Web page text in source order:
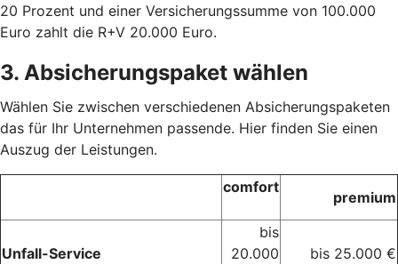
20 Prozent und einer Versicherungssumme von 100.000
Euro zahlt die R+V 20.000 Euro.
3. Absicherungspaket wählen
Wählen Sie zwischen verschiedenen Absicherungspaketen
das für Ihr Unternehmen passende. Hier finden Sie einen
Auszug der Leistungen.
comfort
premium
Unfall-Service
bis
20.000
bis 25.000 €